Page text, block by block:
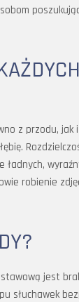
z przodu, jak
robienie
jest
słuchawek